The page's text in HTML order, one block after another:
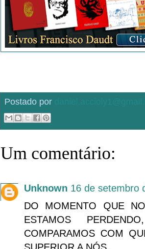
Postado por
Um comentário:
Unknown 16 de setembro
DO MOMENTO QUE
ESTAMOS
COMPARAMOS COM